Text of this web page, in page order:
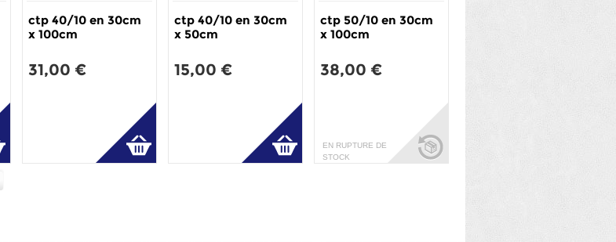
ctp 40/10 en 30cm
x 100cm
31,00 €
ctp 40/10 en 30cm
x 50cm
15,00 €
ctp 50/10 en 30cm
x 100cm
EN RUPTURE DE
STOCK
38,00 €